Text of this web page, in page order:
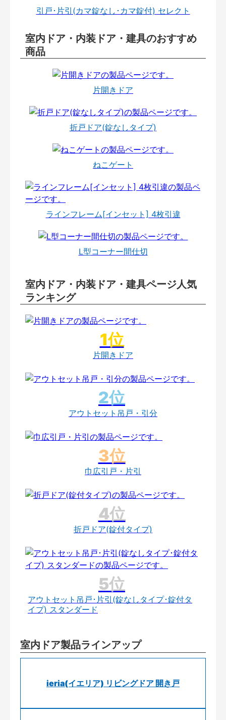
引戸･片引(カマ錠なし･カマ錠付) セレクト
室内ドア・内装ドア・建具のおすすめ
商品
片開きドア
折戸ドア(錠なしタイプ)
ねこゲート
ラインフレーム[インセット] 4枚引違
L型コーナー間仕切
室内ドア・内装ドア・建具ページ人気
ランキング
片開きドア
アウトセット吊戸・引分
巾広引戸・片引
折戸ドア(錠付タイプ)
アウトセット吊戸･片引(錠なしタイプ･錠付タ
イプ) スタンダード
室内ドア製品ラインアップ
ieria(イエリア) リビングドア 開き戸